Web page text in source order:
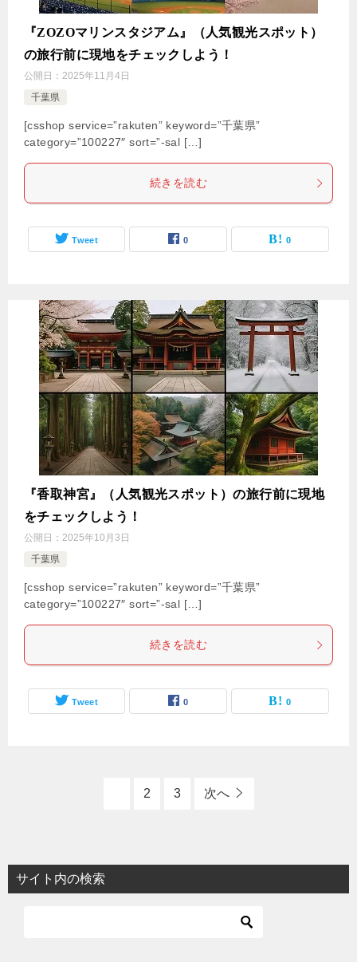
『ZOZOマリンスタジアム』（人気観光スポット）
の旅行前に現地をチェックしよう！
公開日： 2025年11月4日
千葉県
[csshop service=”rakuten” keyword=”千葉県”
category=”100227″ sort=”-sal […]
続きを読む
Tweet 0 0
『香取神宮』（人気観光スポット）の旅行前に現地
をチェックしよう！
公開日： 2025年10月3日
千葉県
[csshop service=”rakuten” keyword=”千葉県”
category=”100227″ sort=”-sal […]
続きを読む
Tweet 0 0
2 3 次へ
サイト内の検索